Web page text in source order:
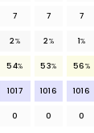
7 7 7
2% 2% 1%
54% 53% 56%
1017 1016 1016
0 0 0